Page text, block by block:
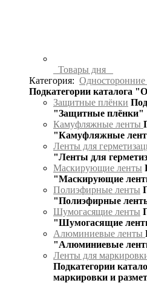
Товары дня
Категория: Односторонние
Подкатегории каталога
Защитные плёнки
"Защитные плёнки"
Камуфляжные ленты
"Камуфляжные
Ленты для
"Ленты для
Маскирующие ленты
"Маскирующие
Полиэфирные ленты
"Полиэфирные
Шумогасящие ленты
"Шумогасящие
Алюминиевые ленты
"Алюминиевые
Ленты для
Подкатегории
маркировки и